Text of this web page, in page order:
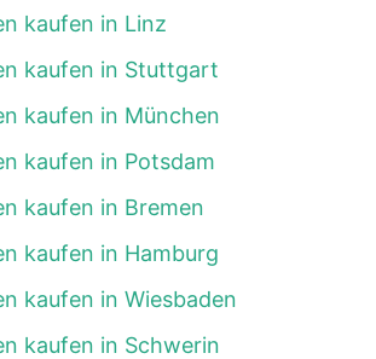
kaufen in Linz
kaufen in Stuttgart
kaufen in München
kaufen in Potsdam
kaufen in Bremen
kaufen in Hamburg
kaufen in Wiesbaden
kaufen in Schwerin